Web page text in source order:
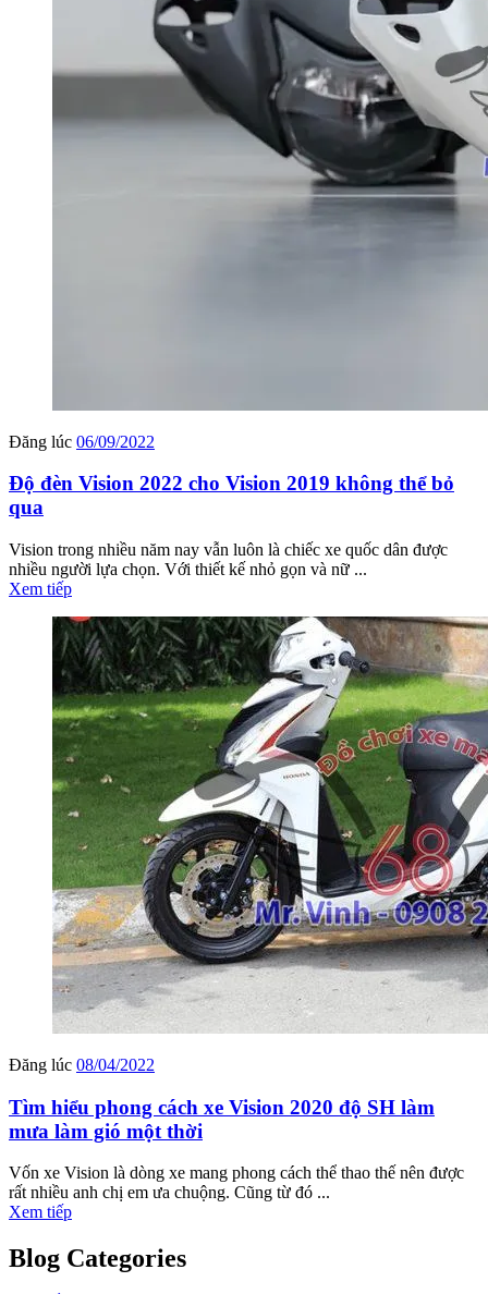
Đăng lúc 06/09/2022
Độ đèn Vision 2022 cho Vision 2019 không thể bỏ
qua
Vision trong nhiều năm nay vẫn luôn là chiếc xe quốc dân được
nhiều người lựa chọn. Với thiết kế nhỏ gọn và nữ ...
Xem tiếp
Đăng lúc 08/04/2022
Tìm hiểu phong cách xe Vision 2020 độ SH làm
mưa làm gió một thời
Vốn xe Vision là dòng xe mang phong cách thể thao thế nên được
rất nhiều anh chị em ưa chuộng. Cũng từ đó ...
Xem tiếp
Blog Categories